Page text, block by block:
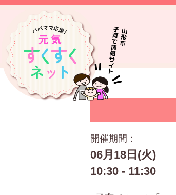
開催期間：
06月18日(火)
10:30 - 11:30